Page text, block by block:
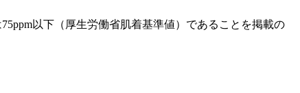
以下（厚生労働省肌着基準値）であることを掲載の